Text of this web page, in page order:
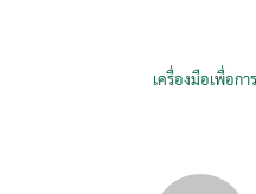
เครื่องมือเพื่อกา